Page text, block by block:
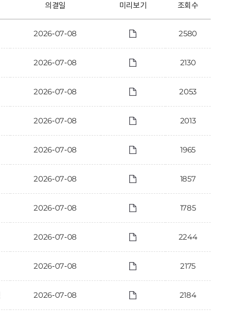
의결일 미리보기 조회수
2026-07-08 2580
2026-07-08 2130
2026-07-08 2053
2026-07-08 2013
2026-07-08 1965
2026-07-08 1857
2026-07-08 1785
2026-07-08 2244
2026-07-08 2175
2026-07-08 2184